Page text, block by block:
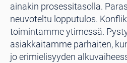
ainakin prosessitasolla.
neuvoteltu lopputulos.
toimintamme ytimessä.
asiakkaitamme parhaiten,
jo erimielisyyden